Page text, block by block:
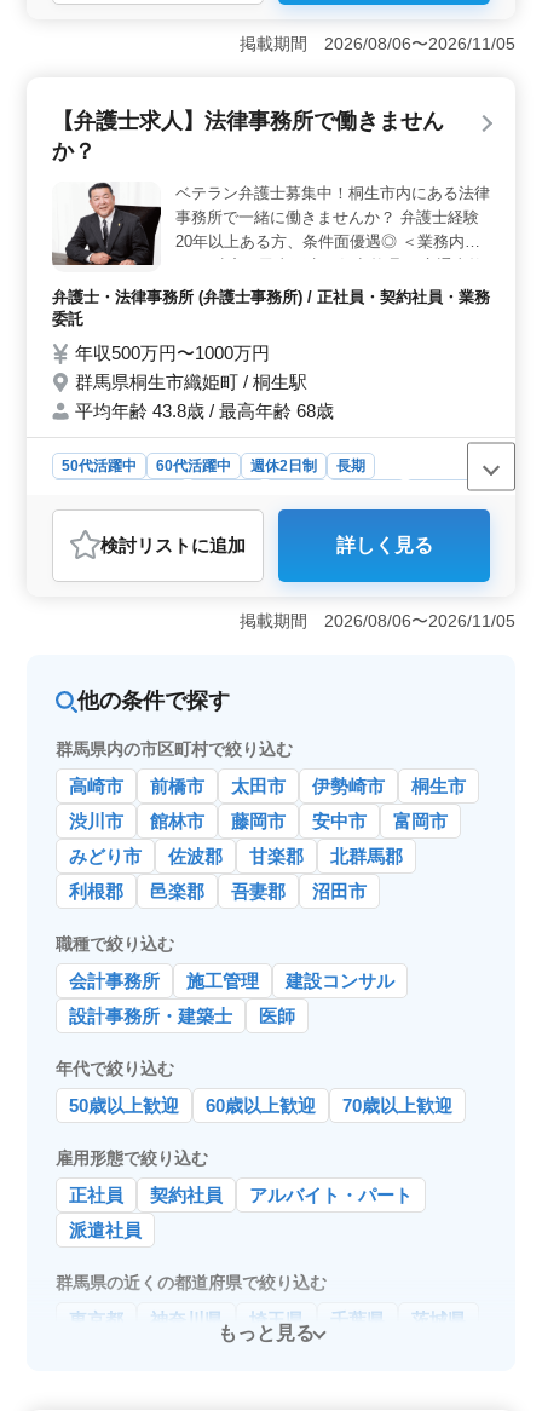
＜経験者優遇の働きやすい環境＞ 群馬県邑楽郡大泉町
中央に位置する会計事務所での税理士補助業務の募集で
す。主な業務は顧客先への訪問や月次巡回監査、受付、
す。 ＜充実の福利厚生と働きやすさ＞ 土日祝休み
や年間休日120日と、プライベートも充実させられる環境
されます。マイカー通勤も可能で、通勤のストレスも軽
減されます。 ＜待遇の魅力＞ 年収300万円〜500万
円という魅力的な給与に加え、通勤手当も支給されま
す。賞与も年2回あり、安定した収入を得られます。会計
事務所経験者は給与面での優遇がありますので、経験を
活かして更なるキャリアアップを目指すことが可能で
す。
掲載期間 2026/08/06〜2026/11/05
【弁護士求人】法律事務所で働きません
か？
ベテラン弁護士募集中！桐生市内にある法律
事務所で一緒に働きませんか？ 弁護士経験
20年以上ある方、条件面優遇◎ ＜業務内容
・賃貸、連帯保証 ・未払い残業代請求 ・不
事件は今までの経験を考慮します！ 希望条
件・待遇相談して下さい！ 皆様のご応募お
待ちしております♪♪
弁護士・法律事務所 (弁護士事務所) / 正社員・契約社員・業務
委託
年収500万円〜1000万円
群馬県桐生市織姫町 / 桐生駅
平均年齢 43.8歳 / 最高年齢 68歳
50代活躍中 60代活躍中 週休2日制
長期
業務委託
おすすめポイント
＜経験を活かす環境＞ 法律事務所でベテラン弁護士を
募集しています。弁護士経験20年以上の方を優遇し、こ
れまでの経験を活かせる環境です。幅広い案件に携わ
ンスを重視した働き方が可能です。通勤手当の実費支給
期的に安心して働ける職場です。 ＜勤務地の魅力
＞ 群馬県桐生市にあるこの法律事務所は、桐生駅が最
寄り駅です。通勤の利便性が高いです。
検討リスト に追加 詳しく見る
掲載期間 2026/08/06〜2026/11/05
他の条件で探す
群馬県内の市区町村で絞り込む
高崎市 前橋市 太田市 伊勢崎市
桐生市
渋川市
館林市 藤岡市 安中市
富岡市
みどり市
佐波郡 甘楽郡
北群馬郡
利根郡
邑楽郡 吾妻郡 沼田市
職種で絞り込む
会計事務所 施工管理
建設コンサル
設計事務所・建築士
医師
年代で絞り込む
50歳以上歓迎 60歳以上歓迎 70歳以上歓迎
雇用形態で絞り込む
正社員 契約社員
アルバイト・パート
派遣社員
群馬県の近くの都道府県で絞り込む
東京都 神奈川県 埼玉県 千葉県 茨城県
もっと見る